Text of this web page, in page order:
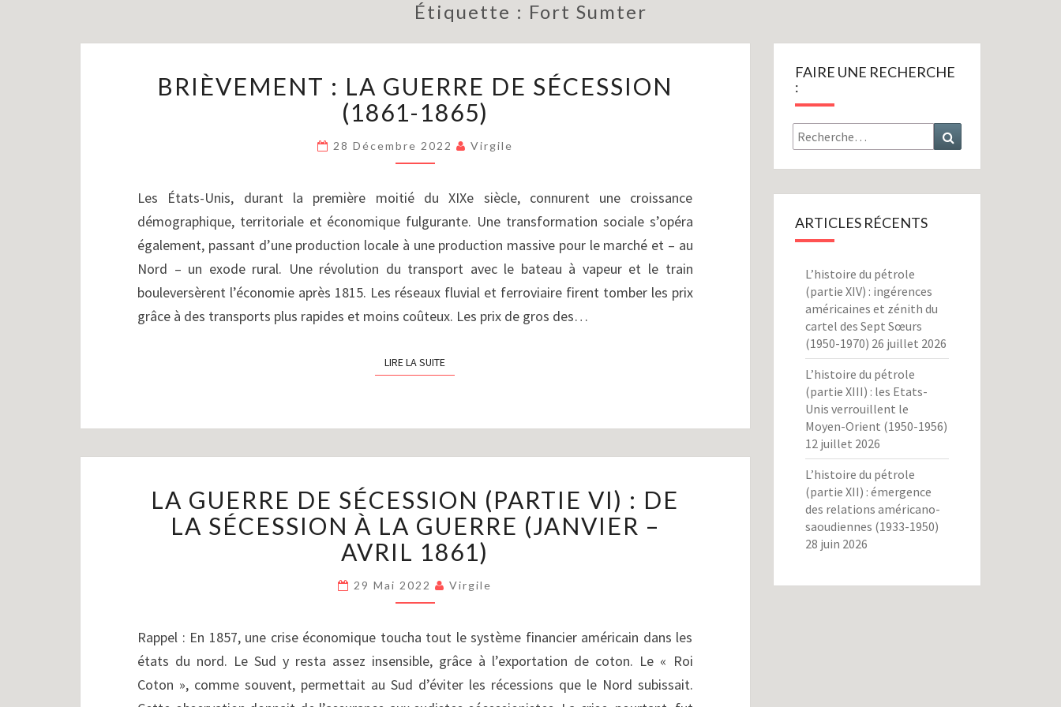
Étiquette : Fort Sumter
:
LA
GUERRE
DE
SÉCESSION
1865)
BRIÈVEMENT : LA GUERRE DE SÉCESSION
(1861-1865)
28 Décembre 2022 Virgile
Les États-Unis, durant la première moitié du XIXe siècle, connurent une croissance
démographique, territoriale et économique fulgurante. Une transformation sociale s’opéra
également, passant d’une production locale à une production massive pour le marché et – au
Nord – un exode rural. Une révolution du transport avec le bateau à vapeur et le train
bouleversèrent l’économie après 1815. Les réseaux fluvial et ferroviaire firent tomber les prix
grâce à des transports plus rapides et moins coûteux. Les prix de gros des…
LIRE LA SUITELIRE LA SUITE
GUERRE
DE
SÉCESSION
(PARTIE
VI)
:
LA
SÉCESSION
LA GUERRE DE SÉCESSION (PARTIE VI) : DE
LA SÉCESSION À LA GUERRE (JANVIER –
AVRIL 1861)
29 Mai 2022 Virgile
Rappel : En 1857, une crise économique toucha tout le système financier américain dans les
états du nord. Le Sud y resta assez insensible, grâce à l’exportation de coton. Le « Roi
Coton », comme souvent, permettait au Sud d’éviter les récessions que le Nord subissait.
FAIRE UNE RECHERCHE
:
Rechercher :
ARTICLES RÉCENTS
L’histoire du pétrole
(partie XIV) : ingérences
américaines et zénith du
cartel des Sept Sœurs
(1950-1970) 26 juillet 2026
L’histoire du pétrole
(partie XIII) : les Etats-
Unis verrouillent le
Moyen-Orient (1950-1956)
12 juillet 2026
L’histoire du pétrole
(partie XII) : émergence
des relations américano-
saoudiennes (1933-1950)
28 juin 2026